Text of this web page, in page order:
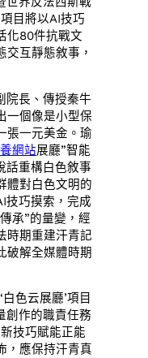
目將以AI技巧
化80件抗戰文
互靜態敘事，
院長、傳授秦牛
一個像是小型保
張一元美金。瑜
網站展廳”智能
話重構白色敘事
體對白色文明的
技巧摸索，完成
承”的量變，經
時期重建汗青記
破解全媒體時期
色云展廳’項目
創作的職責任務
技巧賦能正能
，應保持汗青真